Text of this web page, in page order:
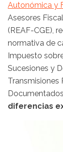
Autonómica y
Asesores
(REAF-CGE),
normativa de
Impuesto
Sucesiones y
Transmisiones
diferencias